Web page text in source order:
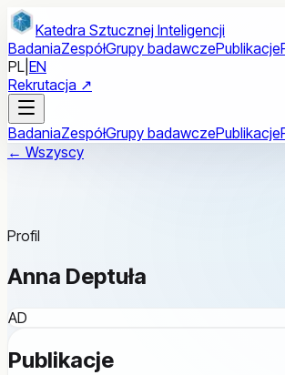
Przejdź do treści głównej
Katedra Sztucznej Inteligencji
BadaniaZespółGrupy badawczePublikacje
PL EN
Rekrutacja ↗
BadaniaZespółGrupy badawczePublikacje
← Wszyscy
Profil
Anna Deptuła
AD
Publikacje